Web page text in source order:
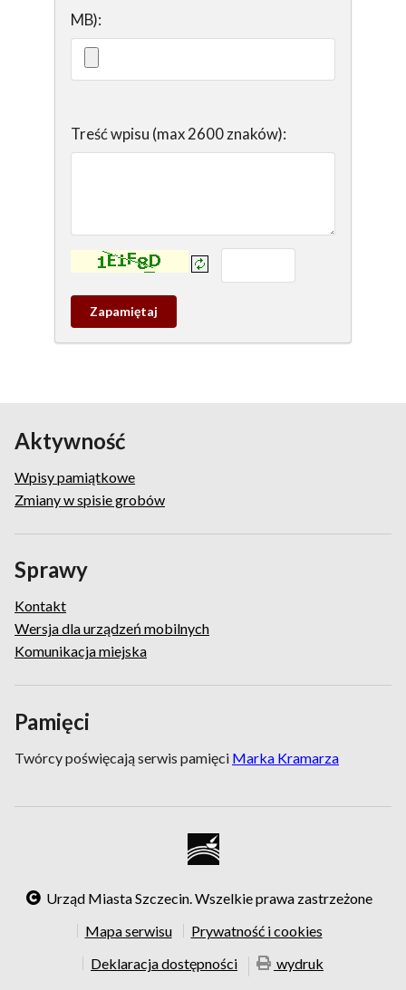
MB):
Treść wpisu (max 2600 znaków):
Kontrola - wprowadź tekst z obrazka:
Zapamietaj
wpis
Aktywność
Wpisy pamiątkowe
Zmiany w spisie grobów
Sprawy
Kontakt
Wersja dla urządzeń mobilnych
Komunikacja miejska
Pamięci
Twórcy poświęcają serwis pamięci Marka Kramarza
Urząd Miasta Szczecin. Wszelkie prawa zastrzeżone
Mapa serwisu
Prywatność i cookies
Deklaracja dostępności
wydruk